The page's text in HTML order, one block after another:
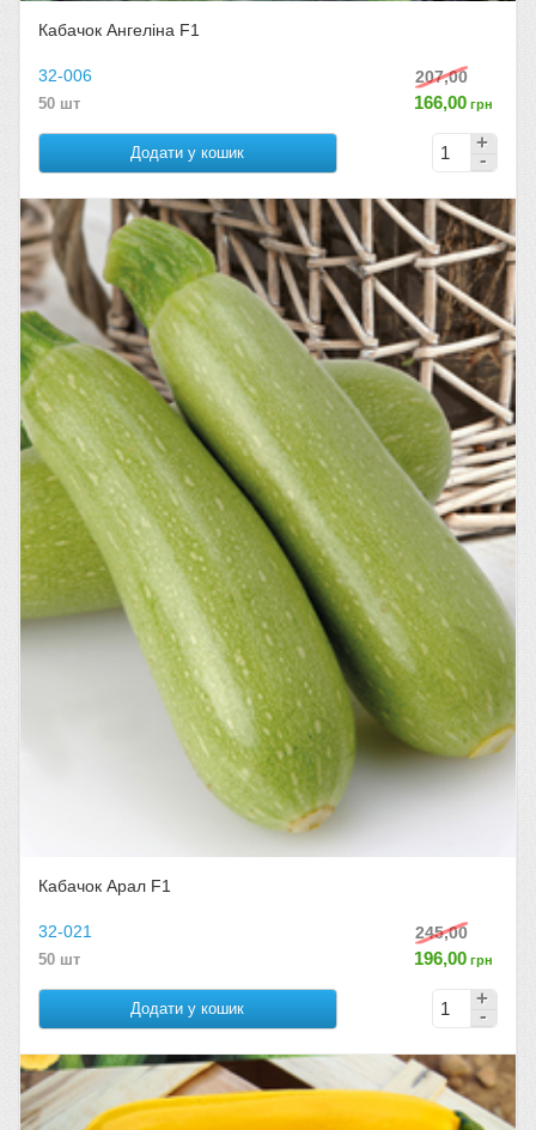
Кабачок Ангеліна F1
32-006
50 шт
207,00
166,00 грн
Додати у кошик
Кабачок Арал F1
32-021
50 шт
245,00
196,00 грн
Додати у кошик